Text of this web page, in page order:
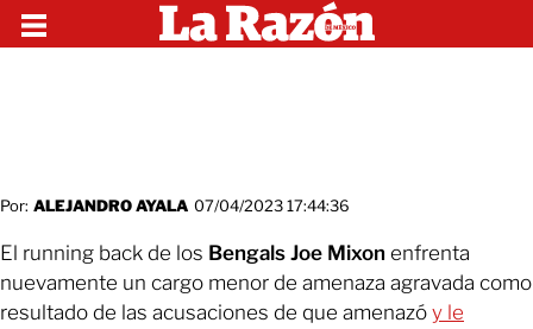
Por: ALEJANDRO AYALA 07/04/2023 17:44:36
El running back de los Bengals Joe Mixon enfrenta
nuevamente un cargo menor de amenaza agravada como
resultado de las acusaciones de que amenazó y le